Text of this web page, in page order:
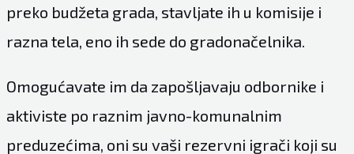
preko budžeta grada, stavljate ih u komisije i
razna tela, eno ih sede do gradonačelnika.
Omogućavate im da zapošljavaju odbornike i
aktiviste po raznim javno-komunalnim
preduzećima, oni su vaši rezervni igrači koji su